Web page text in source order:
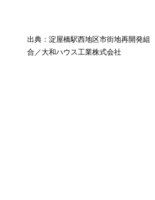
出典：淀屋橋駅西地区市街地再開発組
合／大和ハウス工業株式会社